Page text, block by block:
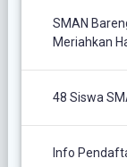
SMAN
Meriahkan
48 Siswa
Info